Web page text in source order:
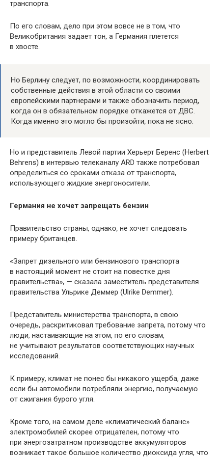
транспорта.
По его словам, дело при этом вовсе не в том, что
Великобритания задает тон, а Германия плетется
в хвосте.
Но Берлину следует, по возможности, координировать
собственные действия в этой области со своими
европейскими партнерами и также обозначить период,
когда он в обязательном порядке откажется от ДВС.
Когда именно это могло бы произойти, пока не ясно.
Но и представитель Левой партии Херьерт Беренс (Herbert
Behrens) в интервью телеканалу ARD также потребовал
определиться со сроками отказа от транспорта,
использующего жидкие энергоносители.
Германия не хочет запрещать бензин
Правительство страны, однако, не хочет следовать
примеру британцев.
«Запрет дизельного или бензинового транспорта
в настоящий момент не стоит на повестке дня
правительства», — сказала заместитель представителя
правительства Ульрике Деммер (Ulrike Demmer).
Представитель министерства транспорта, в свою
очередь, раскритиковал требование запрета, потому что
люди, настаивающие на этом, по его словам,
не учитывают результатов соответствующих научных
исследований.
К примеру, климат не понес бы никакого ущерба, даже
если бы автомобили потребляли энергию, получаемую
от сжигания бурого угля.
Кроме того, на самом деле «климатический баланс»
электромобилей скорее отрицателен, потому что
при энергозатратном производстве аккумуляторов
возникает такое большое количество диоксида угля, что